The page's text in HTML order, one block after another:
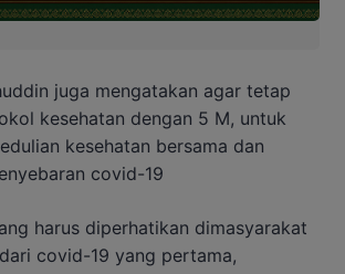
juga mengatakan agar tetap
kesehatan dengan 5 M, untuk
kesehatan bersama dan
covid-19
harus diperhatikan dimasyarakat
covid-19 yang pertama,